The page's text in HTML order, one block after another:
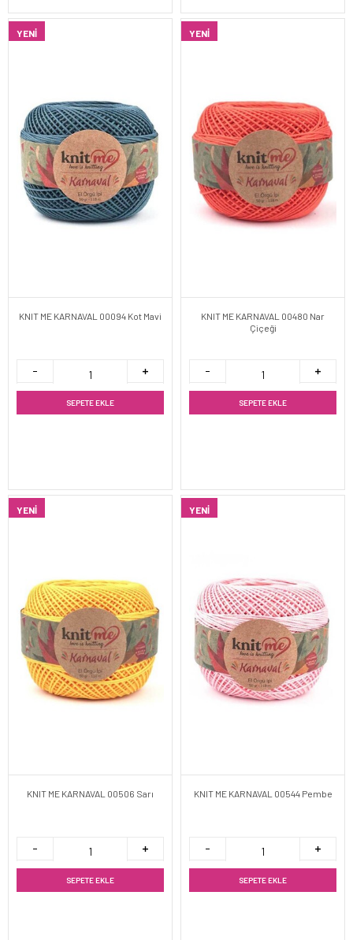
YENI
KNIT ME KARNAVAL 00094 Kot Mavi
SEPETE EKLE
YENI
KNIT ME KARNAVAL 00480 Nar
Çiçeği
SEPETE EKLE
YENI
KNIT ME KARNAVAL 00506 Sarı
SEPETE EKLE
YENI
KNIT ME KARNAVAL 00544 Pembe
SEPETE EKLE